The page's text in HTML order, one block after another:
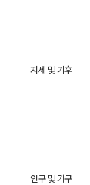
지세 및 기후
인구 및 가구